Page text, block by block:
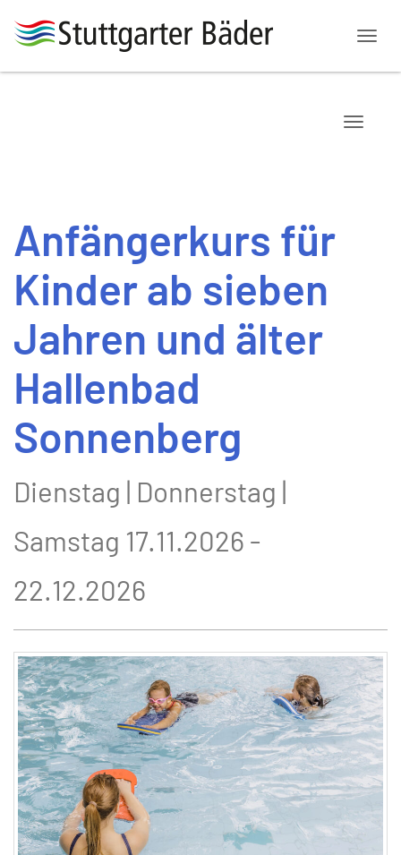
Anfängerkurs für
Kinder ab sieben
Jahren und älter
Hallenbad
Sonnenberg
Dienstag | Donnerstag |
Samstag 17.11.2026 -
22.12.2026